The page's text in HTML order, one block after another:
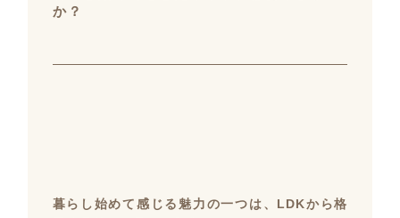
か？
暮らし始めて感じる魅力の一つは、LDKから格